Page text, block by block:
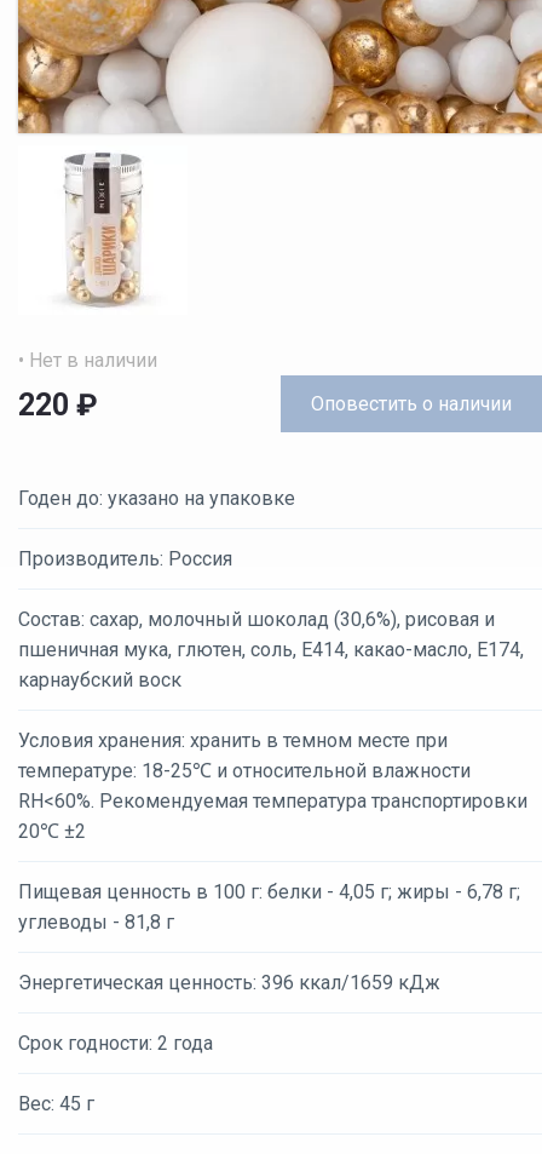
• Нет в наличии
220 ₽ Оповестить о наличии
Годен до: указано на упаковке
Производитель: Россия
Состав: сахар, молочный шоколад (30,6%), рисовая и
пшеничная мука, глютен, соль, Е414, какао-масло, Е174,
карнаубский воск
Условия хранения: хранить в темном месте при
температуре: 18-25℃ и относительной влажности
RH<60%. Рекомендуемая температура транспортировки
20℃ ±2
Пищевая ценность в 100 г: белки - 4,05 г; жиры - 6,78 г;
углеводы - 81,8 г
Энергетическая ценность: 396 ккал/1659 кДж
Срок годности: 2 года
Вес: 45 г